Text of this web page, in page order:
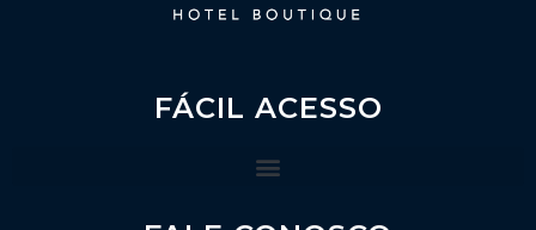
FÁCIL ACESSO